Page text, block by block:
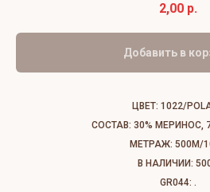
2,00 р.
Добавить в
ЦВЕТ: 1022/
СОСТАВ: 30% МЕРИНОС,
МЕТРАЖ: 500М/
В НАЛИЧИИ:
GR044: .